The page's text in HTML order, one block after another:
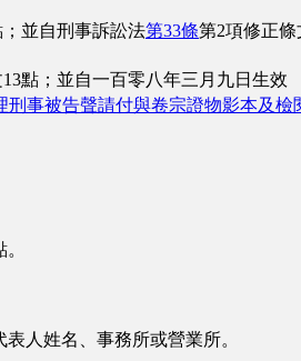
並自刑事訴訟法第33條第2項修正
點；並自一百零八年三月九日生效
刑事被告聲請付與卷宗證物影本及檢
人姓名、事務所或營業所。